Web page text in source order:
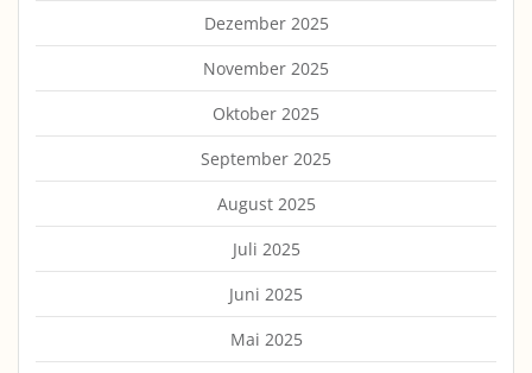
Dezember 2025
November 2025
Oktober 2025
September 2025
August 2025
Juli 2025
Juni 2025
Mai 2025